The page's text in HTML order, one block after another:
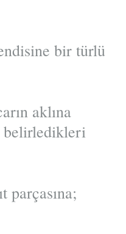
bir türlü
aklına
belirledikleri
parçasına;